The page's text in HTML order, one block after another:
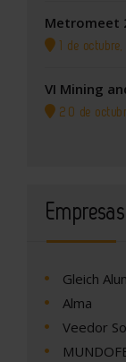
Metromeet
1 de
VI Mining
20 de
Empresas
Gleich
Alma
Veedor